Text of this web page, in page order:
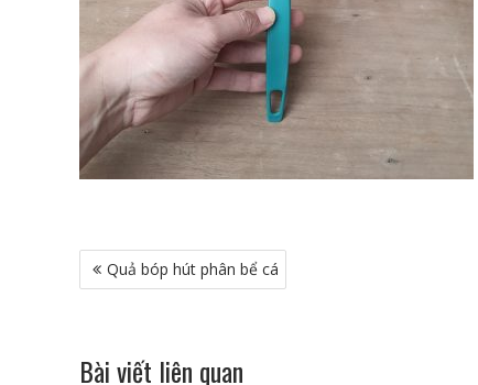
Điều
hướng
Quả bóp hút phân bể cá
Bài viết liên quan